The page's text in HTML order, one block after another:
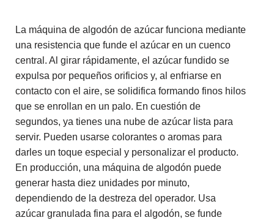
La máquina de algodón de azúcar funciona mediante
una resistencia que funde el azúcar en un cuenco
central. Al girar rápidamente, el azúcar fundido se
expulsa por pequeños orificios y, al enfriarse en
contacto con el aire, se solidifica formando finos hilos
que se enrollan en un palo. En cuestión de
segundos, ya tienes una nube de azúcar lista para
servir. Pueden usarse colorantes o aromas para
darles un toque especial y personalizar el producto.
En producción, una máquina de algodón puede
generar hasta diez unidades por minuto,
dependiendo de la destreza del operador. Usa
azúcar granulada fina para el algodón, se funde